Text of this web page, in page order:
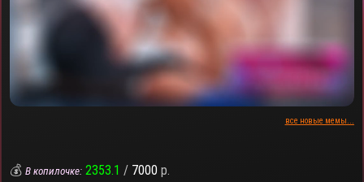
все новые мемы...
💰В копилочке: 2353.1 / 7000 р.